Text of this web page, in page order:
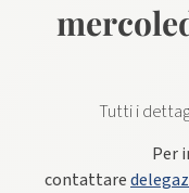
Tutti i
Per
contattare